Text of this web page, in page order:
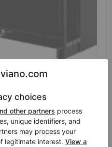
Prezzo di vendita:
$20,763.75